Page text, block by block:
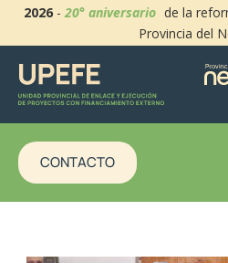
2026-20° aniversario de la
Provincia del
CONTACTO